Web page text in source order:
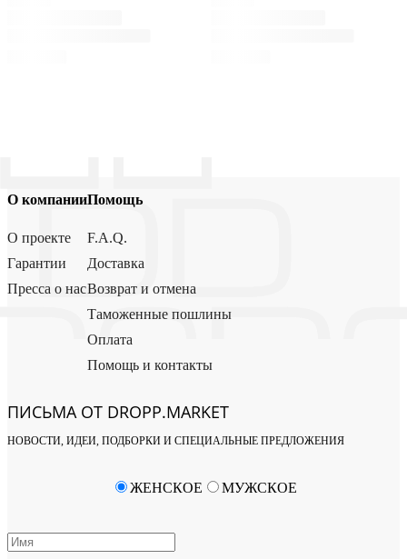
О компании
О проекте
Гарантии
Пресса о нас
Помощь
F.A.Q.
Доставка
Возврат и отмена
Таможенные пошлины
Оплата
Помощь и контакты
ПИСЬМА ОТ DROPP.MARKET
НОВОСТИ, ИДЕИ, ПОДБОРКИ И СПЕЦИАЛЬНЫЕ ПРЕДЛОЖЕНИЯ
ЖЕНСКОЕ МУЖСКОЕ